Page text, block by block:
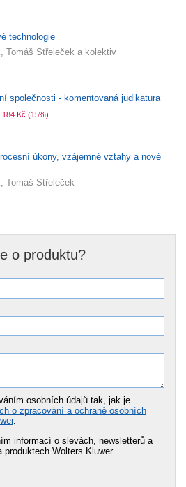
technologie
Tomáš Střeleček a kolektiv
společnosti - komentovaná judikatura
Kč (15%)
úkony, vzájemné vztahy a nové
Tomáš Střeleček
o produktu?
osobních údajů tak, jak je
o zpracování a ochraně osobních
.
informací o slevách, newsletterů a
Wolters Kluwer.